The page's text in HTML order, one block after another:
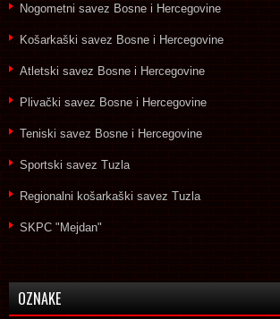
Nogometni savez Bosne i Hercegovine
Košarkaški savez Bosne i Hercegovine
Atletski savez Bosne i Hercegovine
Plivački savez Bosne i Hercegovine
Teniski savez Bosne i Hercegovine
Sportski savez Tuzla
Regionalni košarkaški savez Tuzla
SKPC "Mejdan"
OZNAKE